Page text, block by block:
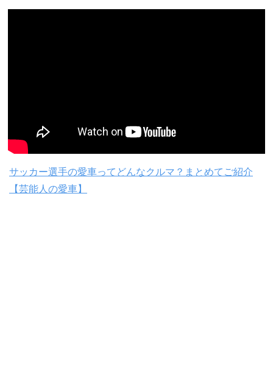
サッカー選手の愛車ってどんなクルマ？まとめてご紹介
【芸能人の愛車】